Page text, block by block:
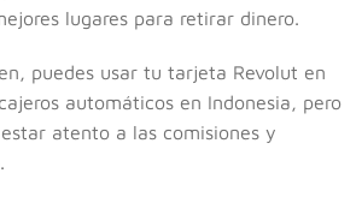
lugares para retirar dinero.
puedes usar tu tarjeta Revolut en
automáticos en Indonesia, pero
atento a las comisiones y